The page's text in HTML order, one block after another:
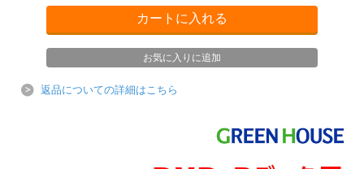
返品についての詳細はこちら